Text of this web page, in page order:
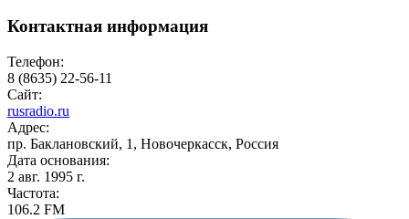
Контактная информация
Телефон:
8 (8635) 22-56-11
Сайт:
rusradio.ru
Адрес:
пр. Баклановский, 1, Новочеркасск, Россия
Дата основания:
2 авг. 1995 г.
Частота:
106.2 FM